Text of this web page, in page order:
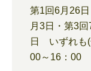
第1回6月26
月3日・第3
日 いずれも(
00～16：00